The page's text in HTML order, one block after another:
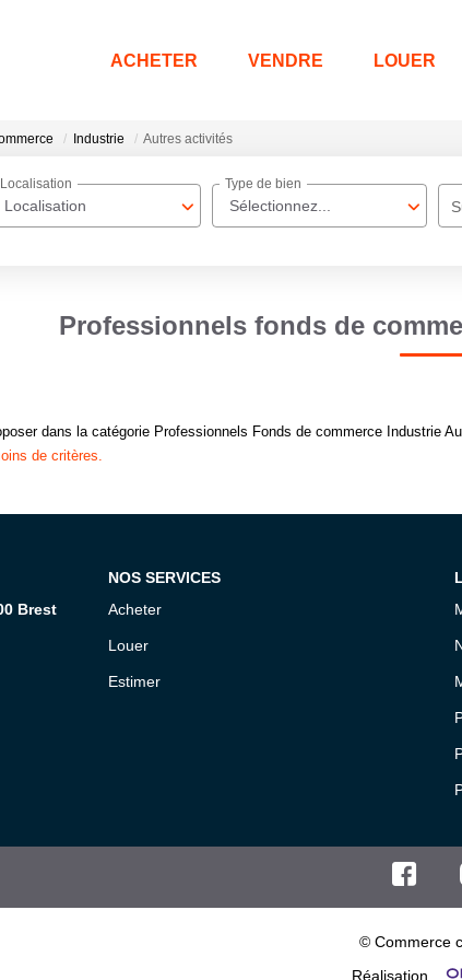
ACHETER VENDRE LOUER
Industrie Autres activités
Localisation
Localisation
Sélectionnez...
Type de bien
Professionnels fonds de
dans la catégorie Professionnels Fonds de commerce Industrie
de critères.
Brest
NOS SERVICES
Acheter
Louer
Estimer
© Commerce
Réalisation